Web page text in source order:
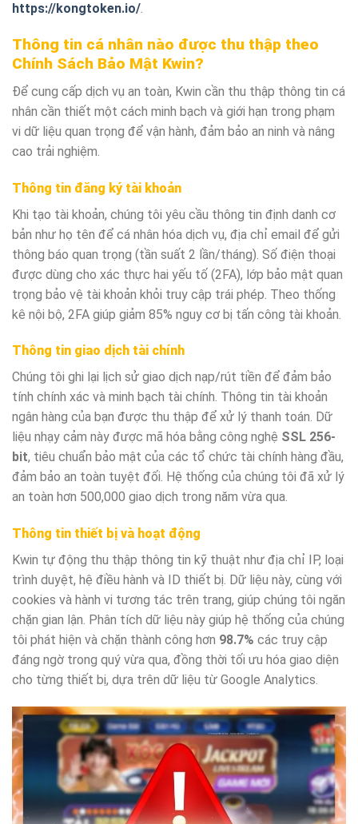
https://kongtoken.io/.
Thông tin cá nhân nào được thu thập theo
Chính Sách Bảo Mật Kwin?
Để cung cấp dịch vụ an toàn, Kwin cần thu thập thông tin cá
nhân cần thiết một cách minh bạch và giới hạn trong phạm
vi dữ liệu quan trọng để vận hành, đảm bảo an ninh và nâng
cao trải nghiệm.
Thông tin đăng ký tài khoản
Khi tạo tài khoản, chúng tôi yêu cầu thông tin định danh cơ
bản như họ tên để cá nhân hóa dịch vụ, địa chỉ email để gửi
thông báo quan trọng (tần suất 2 lần/tháng). Số điện thoại
được dùng cho xác thực hai yếu tố (2FA), lớp bảo mật quan
trọng bảo vệ tài khoản khỏi truy cập trái phép. Theo thống
kê nội bộ, 2FA giúp giảm 85% nguy cơ bị tấn công tài khoản.
Thông tin giao dịch tài chính
Chúng tôi ghi lại lịch sử giao dịch nạp/rút tiền để đảm bảo
tính chính xác và minh bạch tài chính. Thông tin tài khoản
ngân hàng của bạn được thu thập để xử lý thanh toán. Dữ
liệu nhạy cảm này được mã hóa bằng công nghệ SSL 256-
bit, tiêu chuẩn bảo mật của các tổ chức tài chính hàng đầu,
đảm bảo an toàn tuyệt đối. Hệ thống của chúng tôi đã xử lý
an toàn hơn 500,000 giao dịch trong năm vừa qua.
Thông tin thiết bị và hoạt động
Kwin tự động thu thập thông tin kỹ thuật như địa chỉ IP, loại
trình duyệt, hệ điều hành và ID thiết bị. Dữ liệu này, cùng với
cookies và hành vi tương tác trên trang, giúp chúng tôi ngăn
chặn gian lận. Phân tích dữ liệu này giúp hệ thống của chúng
tôi phát hiện và chặn thành công hơn 98.7% các truy cập
đáng ngờ trong quý vừa qua, đồng thời tối ưu hóa giao diện
cho từng thiết bị, dựa trên dữ liệu từ Google Analytics.